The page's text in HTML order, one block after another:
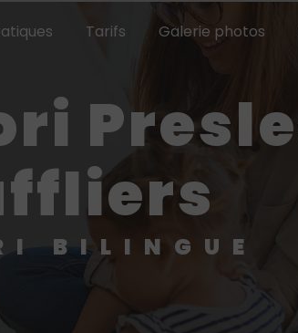
Tarifs Galerie photos
BILINGUE